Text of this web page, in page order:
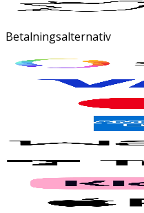
Betalningsalternativ